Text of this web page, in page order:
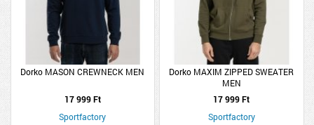
Dorko MASON CREWNECK MEN
17 999 Ft
Sportfactory
Dorko MAXIM ZIPPED SWEATER
MEN
17 999 Ft
Sportfactory